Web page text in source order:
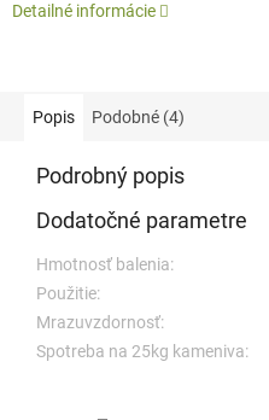
Detailné informácie
Popis Podobné (4)
Podrobný popis
Dodatočné parametre
Hmotnosť balenia:
Použitie:
Mrazuvzdornosť:
Spotreba na 25kg kameniva: